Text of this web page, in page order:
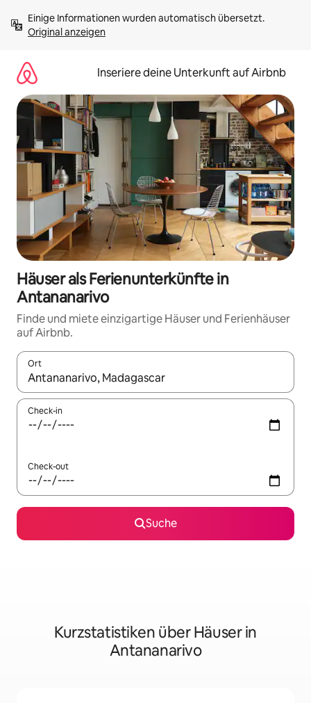
Inhalten
springenOriginal anzeigen
Inseriere deine Unterkunft auf Airbnb
Häuser als Ferienunterkünfte in
Antananarivo
Finde und miete einzigartige Häuser und Ferienhäuser
auf Airbnb.
Ort
Wenn Ergebnisse verfügbar sind, navigiere mit den
Check-in
Check-out
Suche
Kurzstatistiken über Häuser in
Antananarivo